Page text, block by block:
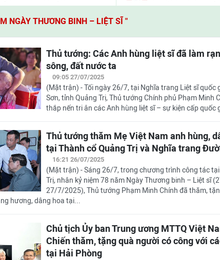
viện
NGÀY THƯƠNG BINH – LIỆT SĨ "
Thủ tướng: Các Anh hùng liệt sĩ đã làm
sông, đất nước ta
09:05 27/07/2025
(Mặt trận) - Tối ngày 26/7, tại Nghĩa trang Liệt sĩ quốc
Sơn, tỉnh Quảng Trị, Thủ tướng Chính phủ Phạm Minh
thắp nến tri ân các Anh hùng liệt sĩ – sự kiện cấp quốc
Thủ tướng thăm Mẹ Việt Nam anh hùng,
tại Thành cổ Quảng Trị và Nghĩa trang
16:21 26/07/2025
(Mặt trận) - Sáng 26/7, trong chương trình công tác
Trị, nhân kỷ niệm 78 năm Ngày Thương binh – Liệt sĩ
27/7/2025), Thủ tướng Phạm Minh Chính đã thăm,
hương, dâng hoa tại...
Chủ tịch Ủy ban Trung ương MTTQ Việt
Chiến thăm, tặng quà người có công với
tại Hải Phòng